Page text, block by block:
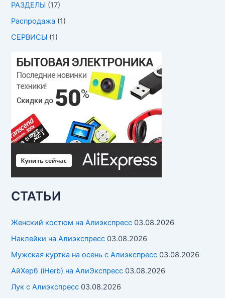
РАЗДЕЛЫ (17)
Распродажа (1)
СЕРВИСЫ (1)
СТАТЬИ
Женский костюм на Алиэкспресс 03.08.2026
Наклейки на Алиэкспресс 03.08.2026
Мужская куртка на осень с Алиэкспресс 03.08.2026
АйХерб (iHerb) на АлиЭкспресс 03.08.2026
Лук с Алиэкспресс 03.08.2026